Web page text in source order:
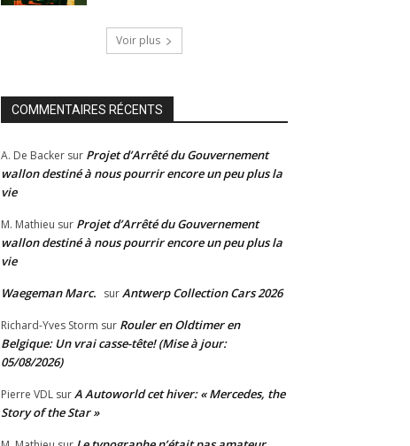
Voir plus
COMMENTAIRES RÉCENTS
A. De Backer sur Projet d’Arrêté du Gouvernement
wallon destiné à nous pourrir encore un peu plus la
vie
M. Mathieu sur Projet d’Arrêté du Gouvernement
wallon destiné à nous pourrir encore un peu plus la
vie
Waegeman Marc. surAntwerp Collection Cars 2026
Richard-Yves Storm sur Rouler en Oldtimer en
Belgique: Un vrai casse-tête! (Mise à jour:
05/08/2026)
Pierre VDL surA Autoworld cet hiver: « Mercedes, the
Story of the Star »